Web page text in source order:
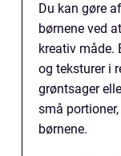
Du kan gøre
børnene ved
kreativ måde.
og teksturer i
grøntsager
små
børnene.